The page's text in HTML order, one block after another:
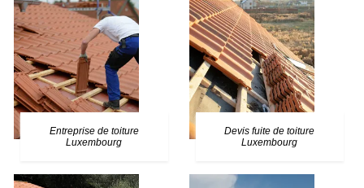
Entreprise de toiture
Luxembourg
Devis fuite de toiture
Luxembourg